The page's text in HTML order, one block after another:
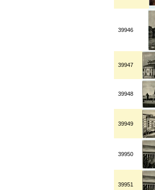
39946
39947
39948
39949
39950
39951